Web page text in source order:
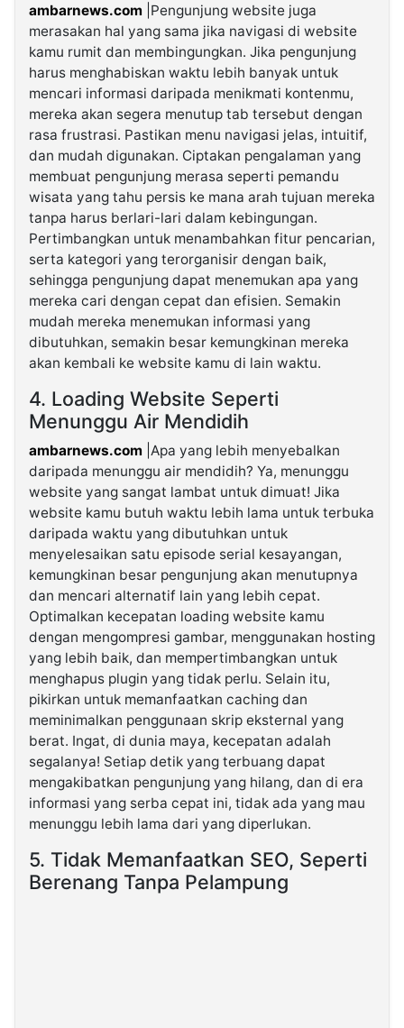
ambarnews.com |Pengunjung website juga
merasakan hal yang sama jika navigasi di website
kamu rumit dan membingungkan. Jika pengunjung
harus menghabiskan waktu lebih banyak untuk
mencari informasi daripada menikmati kontenmu,
mereka akan segera menutup tab tersebut dengan
rasa frustrasi. Pastikan menu navigasi jelas, intuitif,
dan mudah digunakan. Ciptakan pengalaman yang
membuat pengunjung merasa seperti pemandu
wisata yang tahu persis ke mana arah tujuan mereka
tanpa harus berlari-lari dalam kebingungan.
Pertimbangkan untuk menambahkan fitur pencarian,
serta kategori yang terorganisir dengan baik,
sehingga pengunjung dapat menemukan apa yang
mereka cari dengan cepat dan efisien. Semakin
mudah mereka menemukan informasi yang
dibutuhkan, semakin besar kemungkinan mereka
akan kembali ke website kamu di lain waktu.
4. Loading Website Seperti
Menunggu Air Mendidih
ambarnews.com |Apa yang lebih menyebalkan
daripada menunggu air mendidih? Ya, menunggu
website yang sangat lambat untuk dimuat! Jika
website kamu butuh waktu lebih lama untuk terbuka
daripada waktu yang dibutuhkan untuk
menyelesaikan satu episode serial kesayangan,
kemungkinan besar pengunjung akan menutupnya
dan mencari alternatif lain yang lebih cepat.
Optimalkan kecepatan loading website kamu
dengan mengompresi gambar, menggunakan hosting
yang lebih baik, dan mempertimbangkan untuk
menghapus plugin yang tidak perlu. Selain itu,
pikirkan untuk memanfaatkan caching dan
meminimalkan penggunaan skrip eksternal yang
berat. Ingat, di dunia maya, kecepatan adalah
segalanya! Setiap detik yang terbuang dapat
mengakibatkan pengunjung yang hilang, dan di era
informasi yang serba cepat ini, tidak ada yang mau
menunggu lebih lama dari yang diperlukan.
5. Tidak Memanfaatkan SEO, Seperti
Berenang Tanpa Pelampung